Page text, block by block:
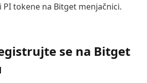
tokene na Bitget menjačnici.
se na Bitget